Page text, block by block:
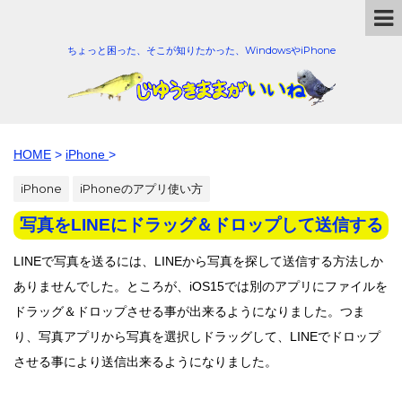
ちょっと困った、そこが知りたかった、WindowsやiPhone
HOME > iPhone >
iPhone iPhoneのアプリ使い方
写真をLINEにドラッグ＆ドロップして送信する
LINEで写真を送るには、LINEから写真を探して送信する方法しか
ありませんでした。ところが、iOS15では別のアプリにファイルを
ドラッグ＆ドロップさせる事が出来るようになりました。つま
り、写真アプリから写真を選択しドラッグして、LINEでドロップ
させる事により送信出来るようになりました。